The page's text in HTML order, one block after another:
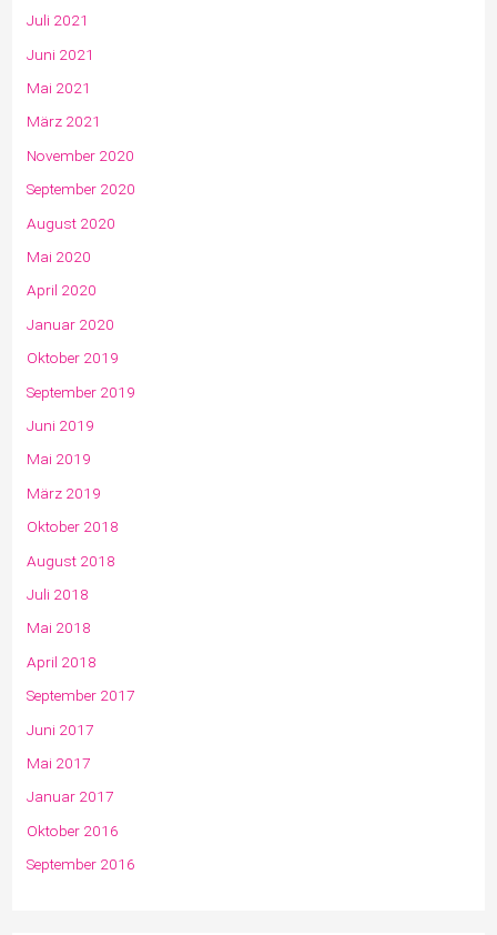
Juli 2021
Juni 2021
Mai 2021
März 2021
November 2020
September 2020
August 2020
Mai 2020
April 2020
Januar 2020
Oktober 2019
September 2019
Juni 2019
Mai 2019
März 2019
Oktober 2018
August 2018
Juli 2018
Mai 2018
April 2018
September 2017
Juni 2017
Mai 2017
Januar 2017
Oktober 2016
September 2016